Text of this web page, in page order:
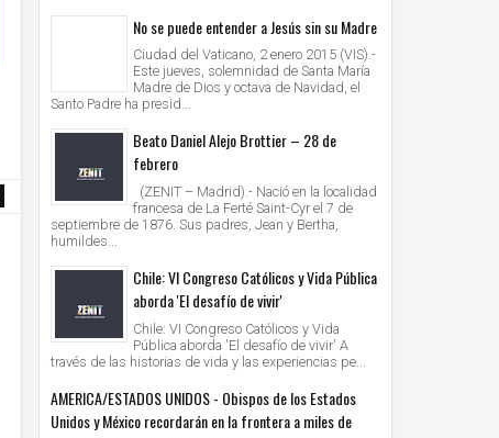
Venezuela: aumentan las vocaciones
sacerdotales en tiempos difíciles
Unknown 13/11/2020
13 Nov
Fratelli tutti. La Diócesis de Roma
No se puede entender a Jesús sin su Madre
Ciudad del Vaticano, 2 enero 2015 (VIS).-
Este jueves, solemnidad de Santa María
Madre de Dios y octava de Navidad, el
Santo Padre ha presid...
Beato Daniel Alejo Brottier – 28 de
febrero
(ZENIT – Madrid).- Nació en la localidad
francesa de La Ferté Saint-Cyr el 7 de
septiembre de 1876. Sus padres, Jean y Bertha,
humildes...
Chile: VI Congreso Católicos y Vida Pública
aborda 'El desafío de vivir'
Chile: VI Congreso Católicos y Vida
Pública aborda 'El desafío de vivir' A
través de las historias de vida y las experiencias pe...
AMERICA/ESTADOS UNIDOS - Obispos de los Estados
Unidos y México recordarán en la frontera a miles de